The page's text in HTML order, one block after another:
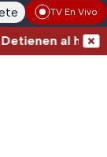
Radio
TV En Vivo
al